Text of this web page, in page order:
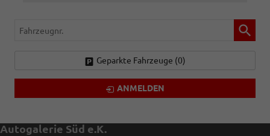
Fahrzeugnr.
Geparkte Fahrzeuge (0)
ANMELDEN
Autogalerie Süd e.K.